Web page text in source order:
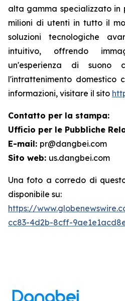
alta gamma specializzato in
milioni di utenti in tutto il
soluzioni tecnologiche
intuitivo, offrendo
un'esperienza di suono
l'intrattenimento domestico
informazioni, visitare il sito
Contatto per la stampa:
Ufficio per le Pubbliche
E-mail: pr@dangbei.com
Sito web: us.dangbei.com
Una foto a corredo di
disponibile su:
https://
cc83-4d2b-8cff-